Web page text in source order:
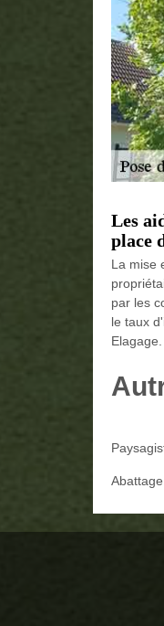
Les
place
La mise
par les
le taux
Elagage.